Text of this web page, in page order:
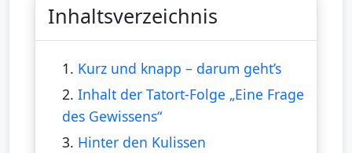
Inhaltsverzeichnis
1. Kurz und knapp – darum geht’s
2. Inhalt der Tatort-Folge „Eine Frage
des Gewissens“
3. Hinter den Kulissen